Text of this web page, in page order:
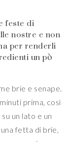
feste di
nostre e non
per renderli
un pò
brie e senape.
prima, così
un lato e un
fetta di brie,